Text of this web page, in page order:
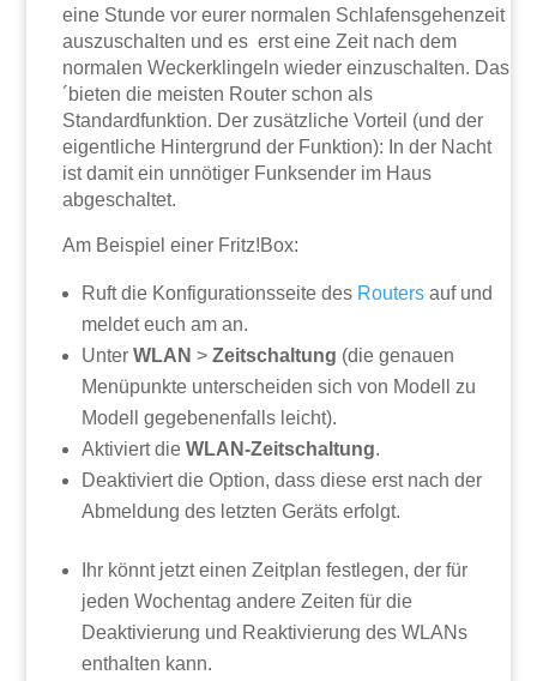
eine Stunde vor eurer normalen Schlafensgehenzeit
auszuschalten und es erst eine Zeit nach dem
normalen Weckerklingeln wieder einzuschalten. Das
´bieten die meisten Router schon als
Standardfunktion. Der zusätzliche Vorteil (und der
eigentliche Hintergrund der Funktion): In der Nacht
ist damit ein unnötiger Funksender im Haus
abgeschaltet.
Am Beispiel einer Fritz!Box:
Ruft die Konfigurationsseite des Routers auf und
meldet euch am an.
UnterWLAN >Zeitschaltung (die genauen
Menüpunkte unterscheiden sich von Modell zu
Modell gegebenenfalls leicht).
Aktiviert dieWLAN-Zeitschaltung.
Deaktiviert die Option, dass diese erst nach der
Abmeldung des letzten Geräts erfolgt.
Ihr könnt jetzt einen Zeitplan festlegen, der für
jeden Wochentag andere Zeiten für die
Deaktivierung und Reaktivierung des WLANs
enthalten kann.